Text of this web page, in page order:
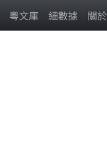
粵文庫 細數據 關